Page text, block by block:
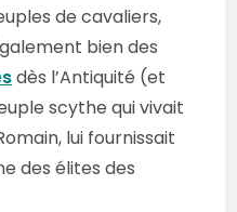
de cavaliers,
bien des
dès l’Antiquité (et
scythe qui vivait
lui fournissait
des élites des